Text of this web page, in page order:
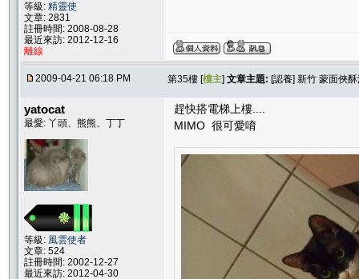
等級: 精靈使
文章: 2831
註冊時間: 2008-08-28
最近來訪: 2012-12-16
離線
2009-04-21 06:18 PM 第35樓 [樓主] 文章主題: [認養] 新竹 蒙面俠
yatocat
最愛: 丫頭、熊熊、丁丁
等級: 風雲使者
文章: 524
註冊時間: 2002-12-27
最近來訪: 2012-04-30
趕快搭電梯上樓....
MIMO 很可愛唷